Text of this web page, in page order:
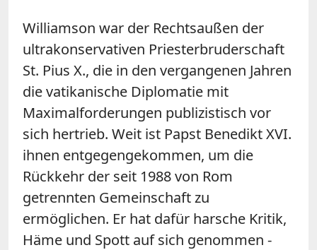
Williamson war der Rechtsaußen der
ultrakonservativen Priesterbruderschaft
St. Pius X., die in den vergangenen Jahren
die vatikanische Diplomatie mit
Maximalforderungen publizistisch vor
sich hertrieb. Weit ist Papst Benedikt XVI.
ihnen entgegengekommen, um die
Rückkehr der seit 1988 von Rom
getrennten Gemeinschaft zu
ermöglichen. Er hat dafür harsche Kritik,
Häme und Spott auf sich genommen -